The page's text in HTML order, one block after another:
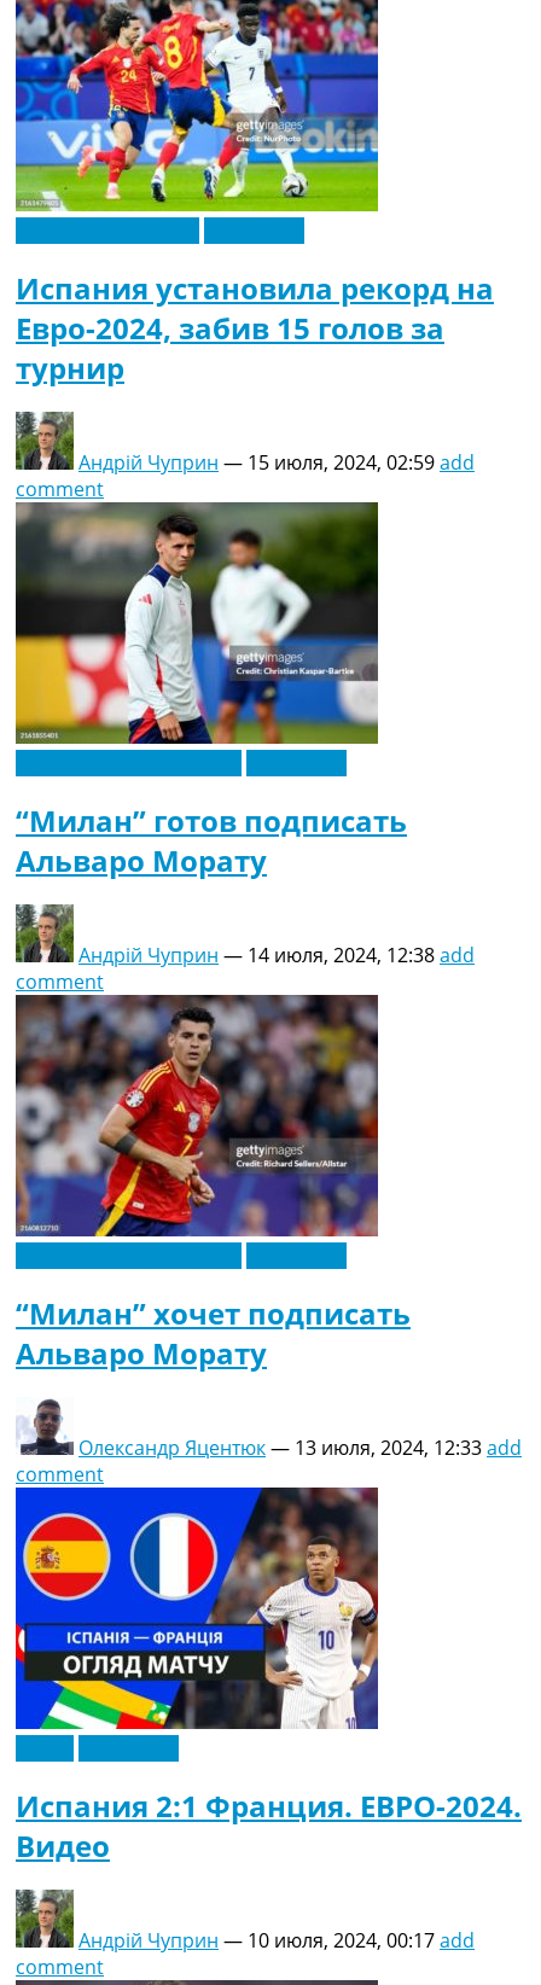
Испания установила рекорд на
Евро-2024, забив 15 голов за
турнир
Андрій Чуприн — 15 июля, 2024, 02:59add
comment
“Милан” готов подписать
Альваро Морату
Андрій Чуприн — 14 июля, 2024, 12:38add
comment
“Милан” хочет подписать
Альваро Морату
Олександр Яцентюк— 13 июля, 2024, 12:33add
comment
Испания 2:1 Франция. ЕВРО-2024.
Видео
Андрій Чуприн — 10 июля, 2024, 00:17add
comment